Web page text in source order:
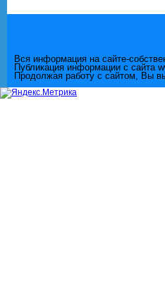
Вся информация на сайте-
Публикация информации с сайта
Продолжая работу с сайтом, Вы